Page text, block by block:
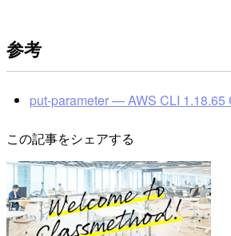
参考
put-parameter — AWS CLI 1.18.65
この記事をシェアする